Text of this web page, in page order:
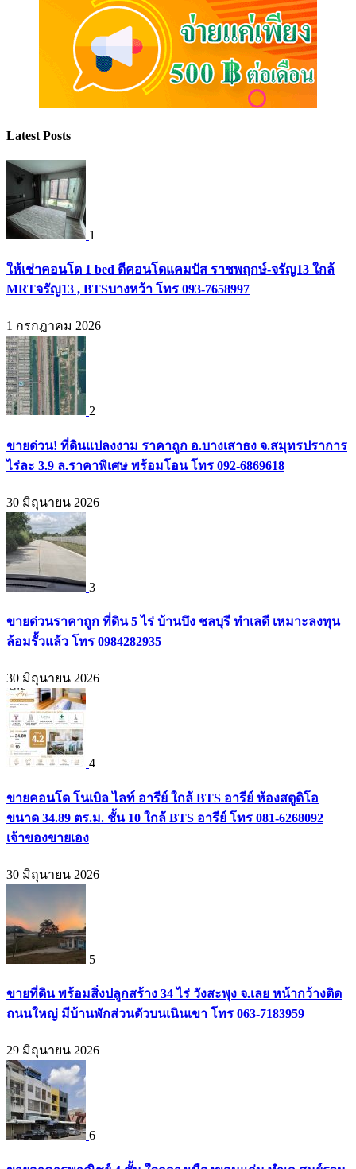
Latest Posts
1
ให้เช่าคอนโด 1 bed ดีคอนโดแคมปัส ราชพฤกษ์-จรัญ13 ใกล้
MRTจรัญ13 , BTSบางหว้า โทร 093-7658997
1 กรกฎาคม 2026
2
ขายด่วน! ที่ดินแปลงงาม ราคาถูก อ.บางเสาธง จ.สมุทรปราการ
ไร่ละ 3.9 ล.ราคาพิเศษ พร้อมโอน โทร 092-6869618
30 มิถุนายน 2026
3
ขายด่วนราคาถูก ที่ดิน 5 ไร่ บ้านบึง ชลบุรี ทำเลดี เหมาะลงทุน
ล้อมรั้วแล้ว โทร 0984282935
30 มิถุนายน 2026
4
ขายคอนโด โนเบิล ไลท์ อารีย์ ใกล้ BTS อารีย์ ห้องสตูดิโอ
ขนาด 34.89 ตร.ม. ชั้น 10 ใกล้ BTS อารีย์ โทร 081-6268092
เจ้าของขายเอง
30 มิถุนายน 2026
5
ขายที่ดิน พร้อมสิ่งปลูกสร้าง 34 ไร่ วังสะพุง จ.เลย หน้ากว้างติด
ถนนใหญ่ มีบ้านพักส่วนตัวบนเนินเขา โทร 063-7183959
29 มิถุนายน 2026
6